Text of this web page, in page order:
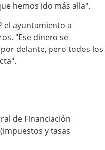
hemos ido más alla".
el ayuntamiento a
"Ese dinero se
delante, pero todos los
de Financiación
y tasas